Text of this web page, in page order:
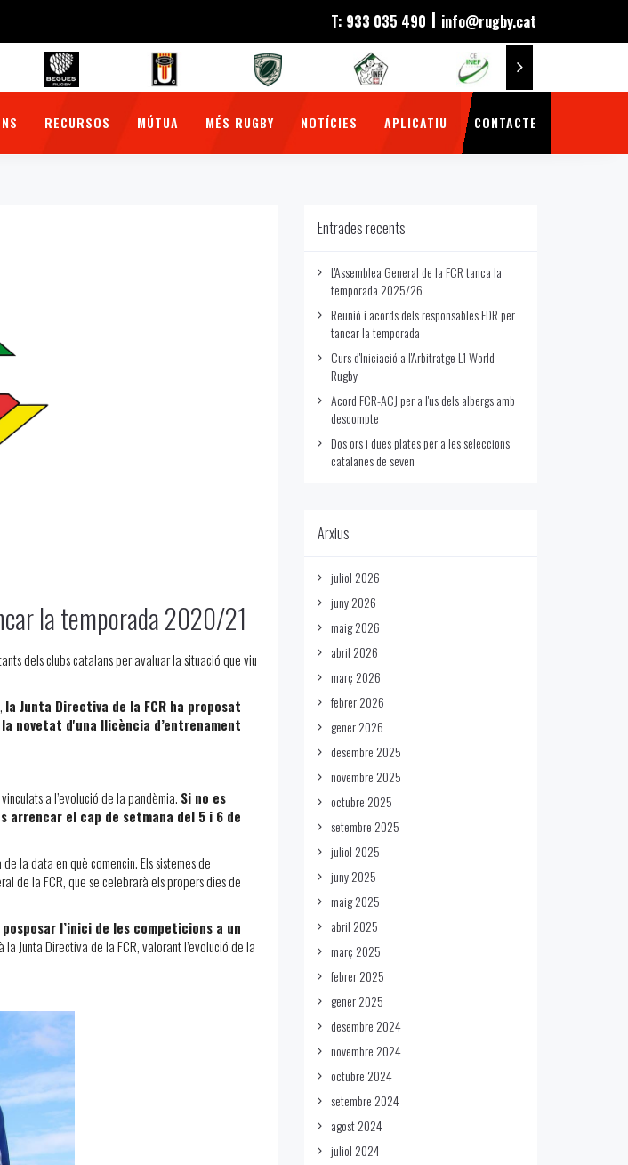
T: 933 035 490 | info@rugby.cat
RECURSOS MÚTUA MÉS RUGBY NOTÍCIES APLICATIU CONTACTE
la temporada 2020/21
dels clubs catalans per avaluar la situació que viu
la Junta Directiva de la FCR ha proposat
novetat d'una llicència d’entrenament
a l’evolució de la pandèmia. Si no es
arrencar el cap de setmana del 5 i 6 de
la data en què comencin. Els sistemes de
de la FCR, que se celebrarà els propers dies de
l’inici de les competicions a un
Junta Directiva de la FCR, valorant l’evolució de la
Entrades recents
L'Assemblea General de la FCR tanca la
temporada 2025/26
Reunió i acords dels responsables EDR per
tancar la temporada
Curs d'Iniciació a l'Arbitratge L1 World
Rugby
Acord FCR-ACJ per a l'us dels albergs amb
descompte
Dos ors i dues plates per a les seleccions
catalanes de seven
Arxius
juliol 2026
juny 2026
maig 2026
abril 2026
març 2026
febrer 2026
gener 2026
desembre 2025
novembre 2025
octubre 2025
setembre 2025
juliol 2025
juny 2025
maig 2025
abril 2025
març 2025
febrer 2025
gener 2025
desembre 2024
novembre 2024
octubre 2024
setembre 2024
agost 2024
juliol 2024